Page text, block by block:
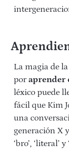
La magia de
poraprender
léxico puede
fácil que Kim
una
generación X
‘bro’, ‘literal’